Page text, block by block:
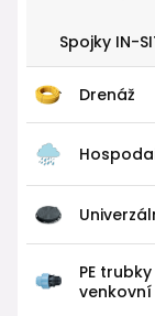
Spojky IN-
Drenáž
PE